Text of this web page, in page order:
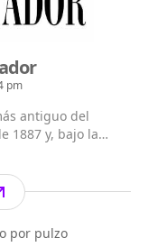
pm
antiguo del
1887 y, bajo la
uno de
por su
por pulzo